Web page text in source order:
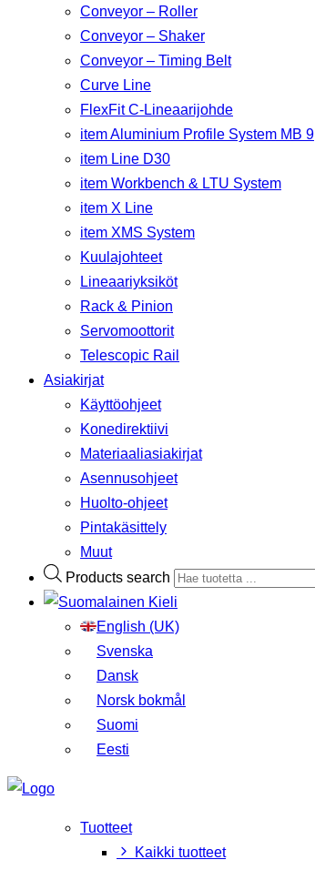
Conveyor – Roller
Conveyor – Shaker
Conveyor – Timing Belt
Curve Line
FlexFit C-Lineaarijohde
item Aluminium Profile System MB 9
item Line D30
item Workbench & LTU System
item X Line
item XMS System
Kuulajohteet
Lineaariyksiköt
Rack & Pinion
Servomoottorit
Telescopic Rail
Asiakirjat
Käyttöohjeet
Konedirektiivi
Materiaaliasiakirjat
Asennusohjeet
Huolto-ohjeet
Pintakäsittely
Muut
Products search
Kieli
English (UK)
Svenska
Dansk
Norsk bokmål
Suomi
Eesti
Tuotteet
Kaikki tuotteet